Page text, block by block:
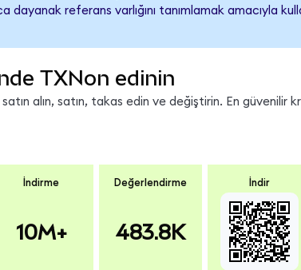
dayanak referans varlığını tanımlamak amacıyla
TXNon edinin
alın, satın, takas edin ve değiştirin. En güvenilir
İndirme
10M+
Değerlendirme
483.8K
İndir